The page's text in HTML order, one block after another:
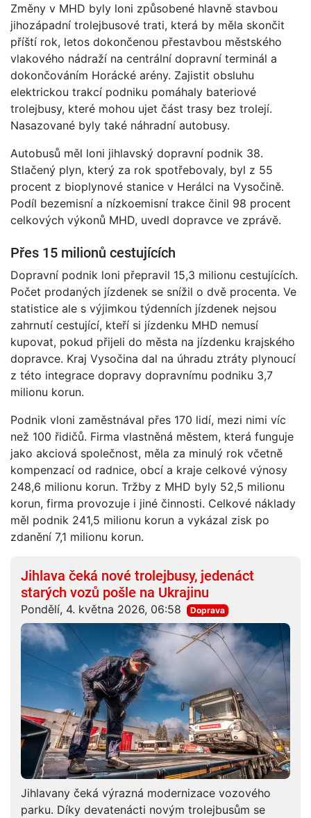
Změny v MHD byly loni způsobené hlavně stavbou
jihozápadní trolejbusové trati, která by měla skončit
příští rok, letos dokončenou přestavbou městského
vlakového nádraží na centrální dopravní terminál a
dokončováním Horácké arény. Zajistit obsluhu
elektrickou trakcí podniku pomáhaly bateriové
trolejbusy, které mohou ujet část trasy bez trolejí.
Nasazované byly také náhradní autobusy.
Autobusů měl loni jihlavský dopravní podnik 38.
Stlačený plyn, který za rok spotřebovaly, byl z 55
procent z bioplynové stanice v Herálci na Vysočině.
Podíl bezemisní a nízkoemisní trakce činil 98 procent
celkových výkonů MHD, uvedl dopravce ve zprávě.
Přes 15 milionů cestujících
Dopravní podnik loni přepravil 15,3 milionu cestujících.
Počet prodaných jízdenek se snížil o dvě procenta. Ve
statistice ale s výjimkou týdenních jízdenek nejsou
zahrnutí cestující, kteří si jízdenku MHD nemusí
kupovat, pokud přijeli do města na jízdenku krajského
dopravce. Kraj Vysočina dal na úhradu ztráty plynoucí
z této integrace dopravy dopravnímu podniku 3,7
milionu korun.
Podnik vloni zaměstnával přes 170 lidí, mezi nimi víc
než 100 řidičů. Firma vlastněná městem, která funguje
jako akciová společnost, měla za minulý rok včetně
kompenzací od radnice, obcí a kraje celkové výnosy
248,6 milionu korun. Tržby z MHD byly 52,5 milionu
korun, firma provozuje i jiné činnosti. Celkové náklady
měl podnik 241,5 milionu korun a vykázal zisk po
zdanění 7,1 milionu korun.
Jihlava čeká nové trolejbusy, jedenáct
starých vozů pošle na Ukrajinu
Pondělí, 4. května 2026, 06:58 Doprava
Jihlavany čeká výrazná modernizace vozového
parku. Díky devatenácti novým trolejbusům se